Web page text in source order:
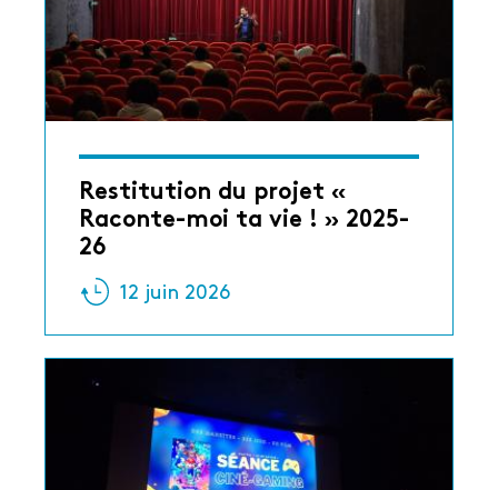
Restitution du projet «
Raconte-moi ta vie ! » 2025-
26
12 juin 2026